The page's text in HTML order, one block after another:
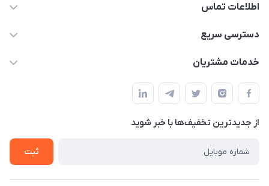
اطلاعات تماس
09398557137
سمت چپ (فروشگاه صوتی عباسی) - "تحویل حضوری فقط با
هماهنگی"
دسترسی سریع
لیست محصولات
حساب کاربری
تماس با ما
خدمات مشتریان
راهنما
پرسش های شما
شرایط و ضوابط گارانتی
روش های بازگرداندن کالا
از جدید‌ترین تخفیف‌ها با‌ خبر شوید
ثبت